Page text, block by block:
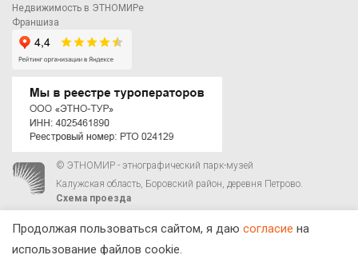
Недвижимость в ЭТНОМИРе
Франшиза
© ЭТНОМИР - этнографический парк-музей
Калужская область, Боровский район, деревня Петрово.
Схема проезда
Продолжая пользоваться сайтом, я даю согласие на
использование файлов cookie.